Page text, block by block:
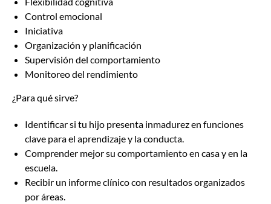
Control emocional
Iniciativa
Organización y planificación
Supervisión del comportamiento
Monitoreo del rendimiento
¿Para qué sirve?
Identificar si tu hijo presenta inmadurez en funciones
clave para el aprendizaje y la conducta.
Comprender mejor su comportamiento en casa y en la
escuela.
Recibir un informe clínico con resultados organizados
por áreas.